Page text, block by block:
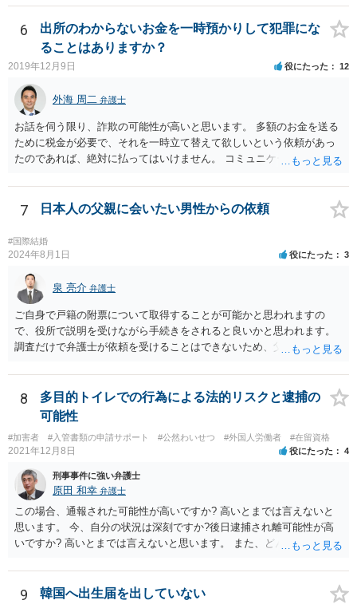
6
出所のわからないお金を一時預かりして犯罪にな
ることはありますか？
2019年12月9日 役にたった 12
外海 周二 弁護士
お話を伺う限り、詐欺の可能性が高いと思います。 多額のお金を送る
ために税金が必要で、それを一時立て替えて欲しいという依頼があっ
たのであれば、絶対に払ってはいけません。 コミュニケーションサイ
ん。 預かって欲しいお金を送るなどというのは虚言であり、単にあな
たから金銭を詐取しようとしている可能性が高いです。 間に合えばよ
7 日本人の父親に会いたい男性からの依頼
#国際結婚
2024年8月1日 役にたった 3
泉 亮介 弁護士
ご自身で戸籍の附票について取得することが可能かと思われますの
で、役所で説明を受けながら手続きをされると良いかと思われます。
調査だけで弁護士が依頼を受けることはできないため、父親に対して
ょう。
8
多目的トイレでの行為による法的リスクと逮捕の
可能性
#加害者 #入管書類の申請サポート #公然わいせつ #外国人労働者 #在留資格
2021年12月8日 役にたった 4
刑事事件に強い弁護士
原田 和幸 弁護士
この場合、通報された可能性が高いですか? 高いとまでは言えないと
思います。 今、自分の状況は深刻ですか?後日逮捕され離可能性が高
いですか? 高いとまでは言えないと思います。 また、どんな犯罪をし
たりでしょうか。
9 韓国へ出生届を出していない